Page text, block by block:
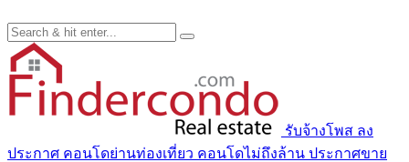
รับจ้างโพส ลง
ประกาศ คอนโดย่านท่องเที่ยว คอนโดไม่ถึงล้าน ประกาศขาย